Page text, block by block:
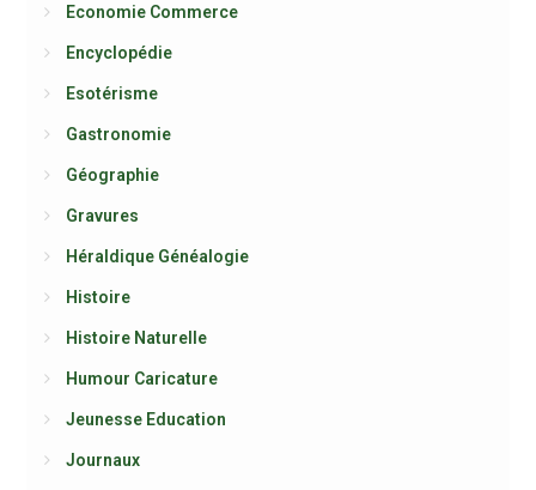
Economie Commerce
Encyclopédie
Esotérisme
Gastronomie
Géographie
Gravures
Héraldique Généalogie
Histoire
Histoire Naturelle
Humour Caricature
Jeunesse Education
Journaux